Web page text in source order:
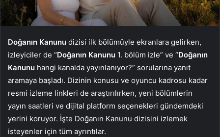
Doğanın Kanunu dizisi ilk bölümüyle ekranlara gelirken,
izleyiciler de “Doğanın Kanunu 1. bölüm izle” ve “Doğanın
Kanunu hangi kanalda yayınlanıyor?” sorularına yanıt
aramaya başladı. Dizinin konusu ve oyuncu kadrosu kadar
resmi izleme linkleri de araştırılırken, yeni bölümlerin
yayın saatleri ve dijital platform seçenekleri gündemdeki
yerini koruyor. İşte Doğanın Kanunu dizisini izlemek
isteyenler için tüm ayrıntılar.